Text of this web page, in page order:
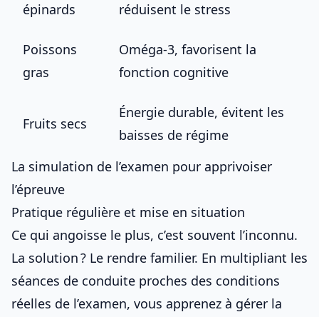
épinards
réduisent le stress
Poissons
gras
Oméga-3, favorisent la
fonction cognitive
Fruits secs
Énergie durable, évitent les
baisses de régime
La simulation de l’examen pour apprivoiser
l’épreuve
Pratique régulière et mise en situation
Ce qui angoisse le plus, c’est souvent l’inconnu.
La solution ? Le rendre familier. En multipliant les
séances de conduite proches des conditions
réelles de l’examen, vous apprenez à gérer la